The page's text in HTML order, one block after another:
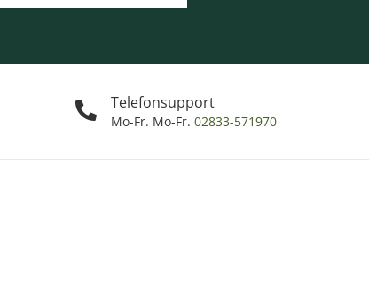
Telefonsupport
Mo-Fr. Mo-Fr. 02833-571970